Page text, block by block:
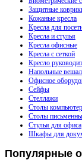
Защитные
Кожаные кресла
Кресла для
Кресла и стулья
Кресла офисные
Кресла с сеткой
Кресло
Напольные
Офисное
Сейфы
Стеллажи
Столы
Столы
Стулья для офиса
Шкафы для
Популярные